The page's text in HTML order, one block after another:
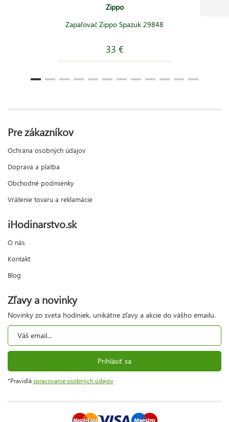
Zippo
Zapaľovač Zippo Spazuk 29848
33 €
Pre zákazníkov
Ochrana osobných údajov
Doprava a platba
Obchodné podmienky
Vrátenie tovaru a reklamácie
iHodinarstvo.sk
O nás
Kontakt
Blog
Zľavy a novinky
Novinky zo sveta hodiniek, unikátne zľavy a akcie do vášho emailu.
Prihlásiť sa
*Pravidlá spracovanie osobných údajov